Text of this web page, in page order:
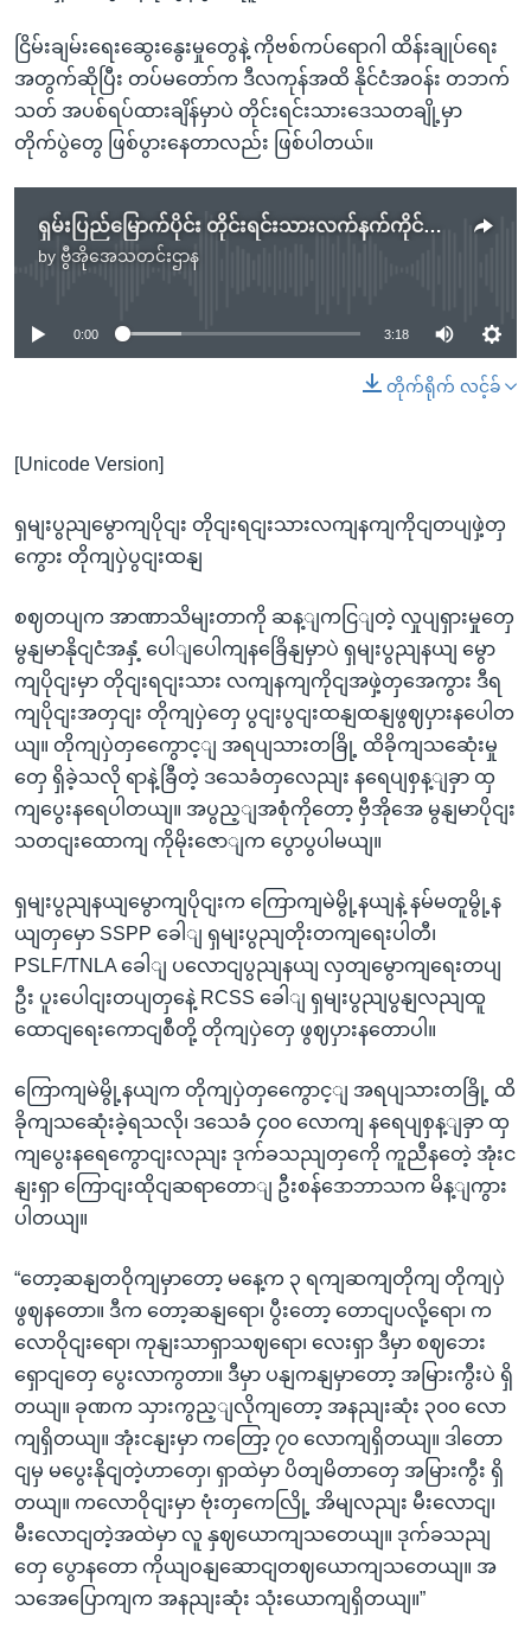
ငြိမ်းချမ်းရေးဆွေးနွေးမှုတွေနဲ့ ကိုဗစ်ကပ်ရောဂါ ထိန်းချုပ်ရေး
အတွက်ဆိုပြီး တပ်မတော်က ဒီလကုန်အထိ နိုင်ငံအဝန်း တဘက်
သတ် အပစ်ရပ်ထားချိန်မှာပဲ တိုင်းရင်းသားဒေသတချို့မှာ
တိုက်ပွဲတွေ ဖြစ်ပွားနေတာလည်း ဖြစ်ပါတယ်။
ရှမ်းပြည်မြောက်ပိုင်း တိုင်းရင်းသားလက်နက်ကိုင်တပ်ဖွဲ့တွေကြား တိုက်ပွဲပြင်းထန်
by ဗွီအိုအေသတင်းဌာန
No media source currently available
0:00 3:18
တိုက်ရိုက် လင့်ခ်
[Unicode Version]
ရှမျးပွညျမွောကျပိုငျး တိုငျးရငျးသားလကျနကျကိုငျတပျဖှဲ့တှ
ကွေား တိုကျပှဲပွငျးထနျ
စဈတပျက အာဏာသိမျးတာကို ဆန့ျကငြျတဲ့ လှုပျရှားမှုတှေ
မွနျမာနိုငျငံအနှံ့ ပေါျပေါကျနခြေိနျမှာပဲ ရှမျးပွညျနယျ မွော
ကျပိုငျးမှာ တိုငျးရငျးသား လကျနကျကိုငျအဖှဲ့တှအေကွား ဒီရ
ကျပိုငျးအတှငျး တိုကျပှဲတှေ ပွငျးပွငျးထနျထနျဖွဈပှားနပေါတ
ယျ။ တိုကျပှဲတှကွေောင့ျ အရပျသားတခြို့ ထိခိုကျသဆေုံးမှု
တှေ ရှိခဲ့သလို ရာနဲ့ခြီတဲ့ ဒသေခံတှလေညျး နရေပျစှန့ျခှာ ထှ
ကျပွေးနရေပါတယျ။ အပွည့ျအစုံကိုတော့ ဗှီအိုအေ မွနျမာပိုငျး
သတငျးထောကျ ကိုမိုးဇောျက ပွောပွပါမယျ။
ရှမျးပွညျနယျမွောကျပိုငျးက ကြောကျမဲမွို့နယျနဲ့ နမ်မတူမွို့န
ယျတှမှော SSPP ခေါျ ရှမျးပွညျတိုးတကျရေးပါတီ၊
PSLF/TNLA ခေါျ ပလောငျပွညျနယျ လှတျမွောကျရေးတပျ
ဦး ပူးပေါငျးတပျတှနေဲ့ RCSS ခေါျ ရှမျးပွညျပွနျလညျထူ
ထောငျရေးကောငျစီတို့ တိုကျပှဲတှေ ဖွဈပှားနတောပါ။
ကြောကျမဲမွို့နယျက တိုကျပှဲတှကွေောင့ျ အရပျသားတခြို့ ထိ
ခိုကျသဆေုံးခဲ့ရသလို၊ ဒသေခံ ၄၀၀ လောကျ နရေပျစှန့ျခှာ ထှ
ကျပွေးနရေကွောငျးလညျး ဒုက်ခသညျတှကေို ကူညီနတေဲ့ အုံးင
နျးရှာ ကြောငျးထိုငျဆရာတောျ ဦးစန်ဒောဘာသက မိန့ျကွား
ပါတယျ။
“တော့ဆနျတဝိုကျမှာတော့ မနေ့က ၃ ရကျဆကျတိုကျ တိုကျပှဲ
ဖွဈနတော။ ဒီက တော့ဆနျရော၊ ပွီးတော့ တောငျပလို့ရော၊ က
လောဝိုငျးရော၊ ကုနျးသာရှာသဈရော၊ လေးရှာ ဒီမှာ စဈဘေး
ရှောငျတှေ ပွေးလာကွတာ။ ဒီမှာ ပနျကနျမှာတော့ အမြားကွီးပဲ ရှိ
တယျ။ ခုဏက သှားကွည့ျလိုကျတော့ အနညျးဆုံး ၃၀၀ လော
ကျရှိတယျ။ အုံးငနျးမှာ ကတြော့ ၇၀ လောကျရှိတယျ။ ဒါတော
ငျမှ မပွေးနိုငျတဲ့ဟာတှေ၊ ရှာထဲမှာ ပိတျမိတာတှေ အမြားကွီး ရှိ
တယျ။ ကလောဝိုငျးမှာ ဗုံးတှကေလြို့ အိမျလညျး မီးလောငျ၊
မီးလောငျတဲ့အထဲမှာ လူ နှဈယောကျသတေယျ။ ဒုက်ခသညျ
တှေ ပွောနတော ကိုယျဝနျဆောငျတဈယောကျသတေယျ။ အ
သအေပြောကျက အနညျးဆုံး သုံးယောကျရှိတယျ။”